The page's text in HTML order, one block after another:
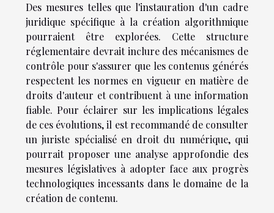
Des mesures telles que l'instauration d'un cadre
juridique spécifique à la création algorithmique
pourraient être explorées. Cette structure
réglementaire devrait inclure des mécanismes de
contrôle pour s'assurer que les contenus générés
respectent les normes en vigueur en matière de
droits d'auteur et contribuent à une information
fiable. Pour éclairer sur les implications légales
de ces évolutions, il est recommandé de consulter
un juriste spécialisé en droit du numérique, qui
pourrait proposer une analyse approfondie des
mesures législatives à adopter face aux progrès
technologiques incessants dans le domaine de la
création de contenu.